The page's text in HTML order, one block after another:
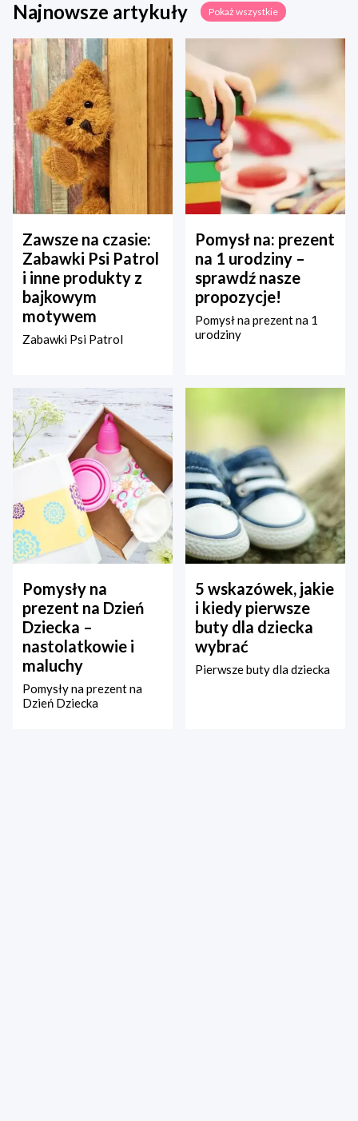
Najnowsze artykuły Pokaż wszystkie
Zawsze na czasie:
Zabawki Psi Patrol
i inne produkty z
bajkowym
motywem
Zabawki Psi Patrol
Pomysł na: prezent
na 1 urodziny –
sprawdź nasze
propozycje!
Pomysł na prezent na 1
urodziny
Pomysły na
prezent na Dzień
Dziecka –
nastolatkowie i
maluchy
Pomysły na prezent na
Dzień Dziecka
5 wskazówek, jakie
i kiedy pierwsze
buty dla dziecka
wybrać
Pierwsze buty dla dziecka